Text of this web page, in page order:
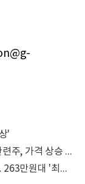
'
[특징주] 삼성전기·삼화콘덴서 등 MLCC 관련주, 가격 상승 기대감 '강세'
[특징주] SK하이닉스, 100조원 주주환원?.. 263만원대 '최고가'